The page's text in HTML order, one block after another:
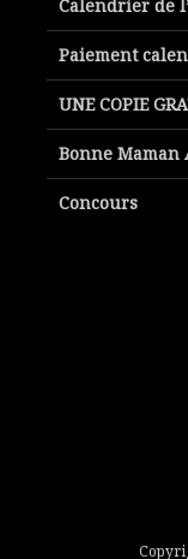
Calendrier de
Paiement
UNE COPIE
Bonne Maman
Concours